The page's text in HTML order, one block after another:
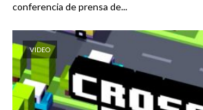
conferencia de prensa de...
VIDEO